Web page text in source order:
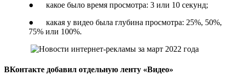
● какое было время просмотра: 3 или 10 секунд;
● какая у видео была глубина просмотра: 25%, 50%,
75% или 100%.
ВКонтакте добавил отдельную ленту «Видео»